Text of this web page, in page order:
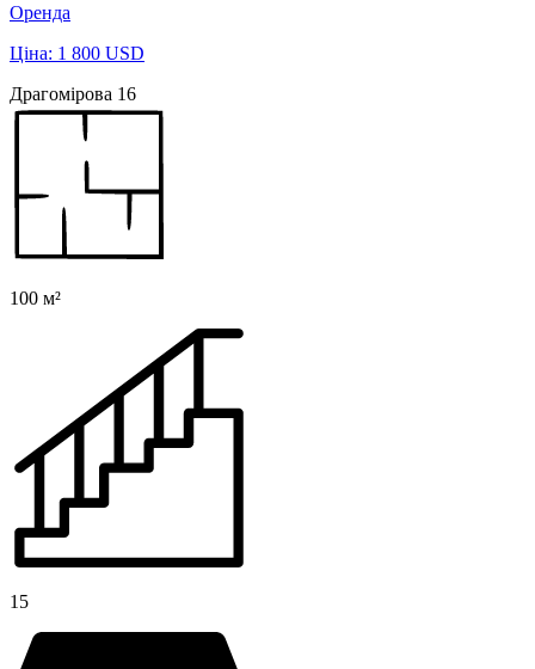
Оренда
Ціна: 1 800 USD
Драгомірова 16
100 м²
15